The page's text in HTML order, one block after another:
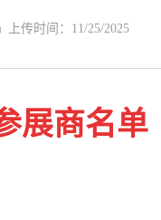
上传时间：11/25/2025
展商名单